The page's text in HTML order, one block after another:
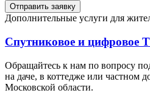
Отправить заявку
Дополнительные услуги для
Спутниковое и цифровое
Обращайтесь к нам по вопросу
на даче, в коттедже или частном
Московской области.